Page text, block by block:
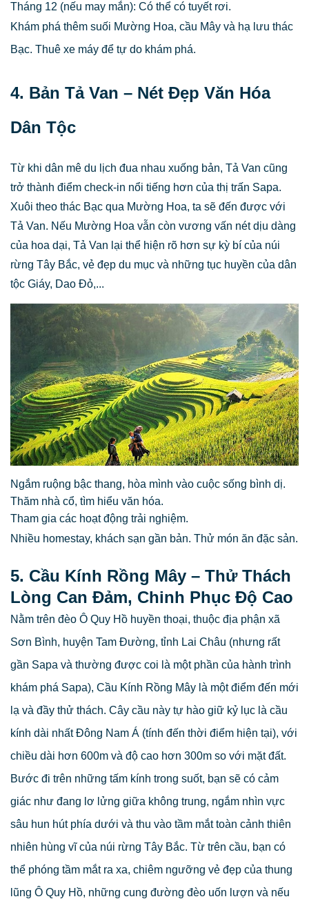
Tháng 12 (nếu may mắn): Có thể có tuyết rơi.
Khám phá thêm suối Mường Hoa, cầu Mây và hạ lưu thác
Bạc. Thuê xe máy để tự do khám phá.
4. Bản Tả Van – Nét Đẹp Văn Hóa
Dân Tộc
Từ khi dân mê du lịch đua nhau xuống bản, Tả Van cũng
trở thành điểm check-in nổi tiếng hơn của thị trấn Sapa.
Xuôi theo thác Bạc qua Mường Hoa, ta sẽ đến được với
Tả Van. Nếu Mường Hoa vẫn còn vương vấn nét dịu dàng
của hoa dại, Tả Van lại thể hiện rõ hơn sự kỳ bí của núi
rừng Tây Bắc, vẻ đẹp du mục và những tục huyền của dân
tộc Giáy, Dao Đỏ,...
Ngắm ruộng bậc thang, hòa mình vào cuộc sống bình dị.
Thăm nhà cổ, tìm hiểu văn hóa.
Tham gia các hoạt động trải nghiệm.
Nhiều homestay, khách sạn gần bản. Thử món ăn đặc sản.
5. Cầu Kính Rồng Mây – Thử Thách
Lòng Can Đảm, Chinh Phục Độ Cao
Nằm trên đèo Ô Quy Hồ huyền thoại, thuộc địa phận xã
Sơn Bình, huyện Tam Đường, tỉnh Lai Châu (nhưng rất
gần Sapa và thường được coi là một phần của hành trình
khám phá Sapa), Cầu Kính Rồng Mây là một điểm đến mới
lạ và đầy thử thách. Cây cầu này tự hào giữ kỷ lục là cầu
kính dài nhất Đông Nam Á (tính đến thời điểm hiện tại), với
chiều dài hơn 600m và độ cao hơn 300m so với mặt đất.
Bước đi trên những tấm kính trong suốt, bạn sẽ có cảm
giác như đang lơ lửng giữa không trung, ngắm nhìn vực
sâu hun hút phía dưới và thu vào tầm mắt toàn cảnh thiên
nhiên hùng vĩ của núi rừng Tây Bắc. Từ trên cầu, bạn có
thể phóng tầm mắt ra xa, chiêm ngưỡng vẻ đẹp của thung
lũng Ô Quy Hồ, những cung đường đèo uốn lượn và nếu